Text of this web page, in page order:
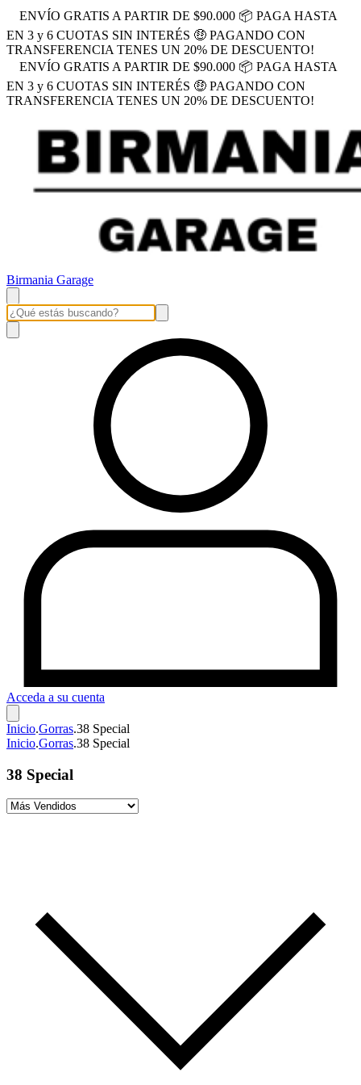
ENVÍO GRATIS A PARTIR DE $90.000 📦 PAGA HASTA
EN 3 y 6 CUOTAS SIN INTERÉS 🤑 PAGANDO CON
TRANSFERENCIA TENES UN 20% DE DESCUENTO!
ENVÍO GRATIS A PARTIR DE $90.000 📦 PAGA HASTA
EN 3 y 6 CUOTAS SIN INTERÉS 🤑 PAGANDO CON
TRANSFERENCIA TENES UN 20% DE DESCUENTO!
Birmania Garage
Acceda a su cuenta
Inicio.Gorras.38 Special
Inicio.Gorras.38 Special
38 Special